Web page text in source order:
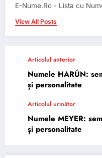
E-Nume.Ro - Lista cu
View All Posts
Articolul anterior
Numele HARÚN:
și personalitate
Articolul următor
Numele MEYER:
și personalitate